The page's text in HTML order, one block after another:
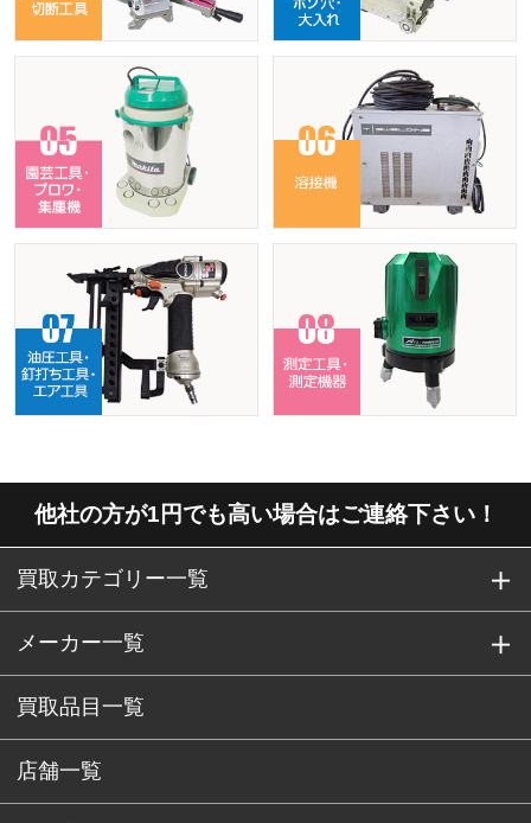
他社の方が1円でも高い場合はご連絡下さい！
買取カテゴリー一覧
メーカー一覧
買取品目一覧
店舗一覧